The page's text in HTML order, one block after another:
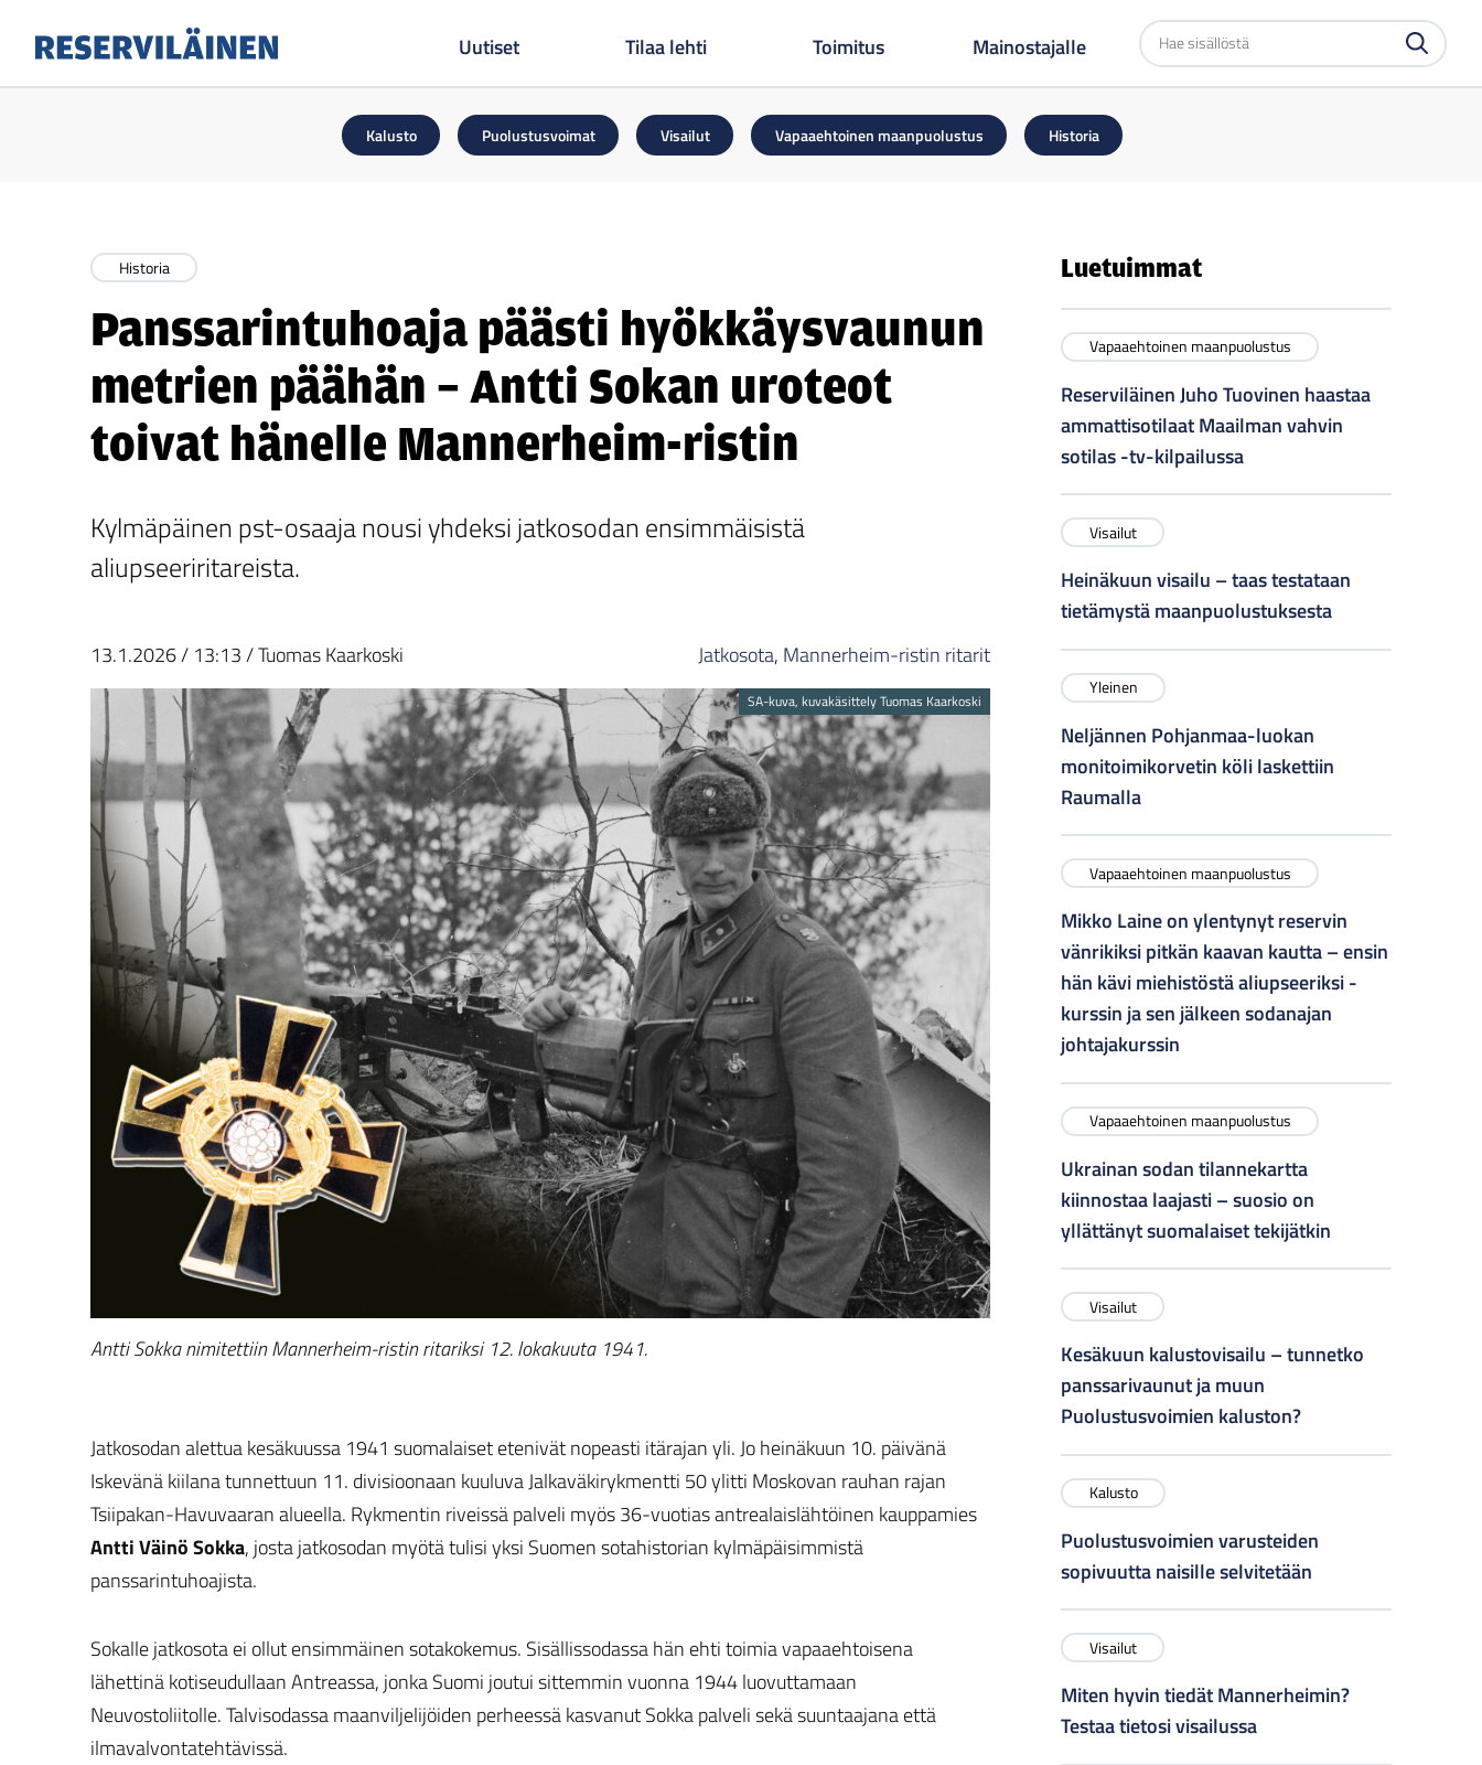
Uutiset Tilaa lehti Toimitus Mainostajalle
Etsi
sivustolta
Kalusto Puolustusvoimat Visailut Vapaaehtoinen maanpuolustus Historia
Historia
Panssarintuhoaja päästi hyökkäysvaunun
metrien päähän – Antti Sokan uroteot
toivat hänelle Mannerheim-ristin
Kylmäpäinen pst-osaaja nousi yhdeksi jatkosodan ensimmäisistä
aliupseeriritareista.
13.1.2026/ 13:13/Tuomas Kaarkoski Jatkosota, Mannerheim-ristin ritarit
SA-kuva, kuvakäsittely Tuomas Kaarkoski
Antti Sokka nimitettiin Mannerheim-ristin ritariksi 12. lokakuuta 1941.
Jatkosodan alettua kesäkuussa 1941 suomalaiset etenivät nopeasti itärajan yli. Jo heinäkuun 10. päivänä
Iskevänä kiilana tunnettuun 11. divisioonaan kuuluva Jalkaväkirykmentti 50 ylitti Moskovan rauhan rajan
Tsiipakan-Havuvaaran alueella. Rykmentin riveissä palveli myös 36-vuotias antrealaislähtöinen kauppamies
Antti Väinö Sokka, josta jatkosodan myötä tulisi yksi Suomen sotahistorian kylmäpäisimmistä
panssarintuhoajista.
Sokallejatkosota ei ollut ensimmäinen sotakokemus. Sisällissodassa hän ehti toimia vapaaehtoisena
lähettinä kotiseudullaan Antreassa, jonka Suomi joutui sittemmin vuonna 1944 luovuttamaan
Neuvostoliitolle. Talvisodassa maanviljelijöiden perheessä kasvanut Sokka palveli sekä suuntaajana että
ilmavalvontatehtävissä.
Luetuimmat
Vapaaehtoinen maanpuolustus
Reserviläinen Juho Tuovinen haastaa
ammattisotilaat Maailman vahvin
sotilas -tv-kilpailussa
Visailut
Heinäkuun visailu – taas testataan
tietämystä maanpuolustuksesta
Yleinen
Neljännen Pohjanmaa-luokan
monitoimikorvetin köli laskettiin
Raumalla
Vapaaehtoinen maanpuolustus
Mikko Laine on ylentynyt reservin
vänrikiksi pitkän kaavan kautta – ensin
hän kävi miehistöstä aliupseeriksi -
kurssin ja sen jälkeen sodanajan
johtajakurssin
Vapaaehtoinen maanpuolustus
Ukrainan sodan tilannekartta
kiinnostaa laajasti – suosio on
yllättänyt suomalaiset tekijätkin
Visailut
Kesäkuun kalustovisailu – tunnetko
panssarivaunut ja muun
Puolustusvoimien kaluston?
Kalusto
Puolustusvoimien varusteiden
sopivuutta naisille selvitetään
Visailut
Miten hyvin tiedät Mannerheimin?
Testaa tietosi visailussa